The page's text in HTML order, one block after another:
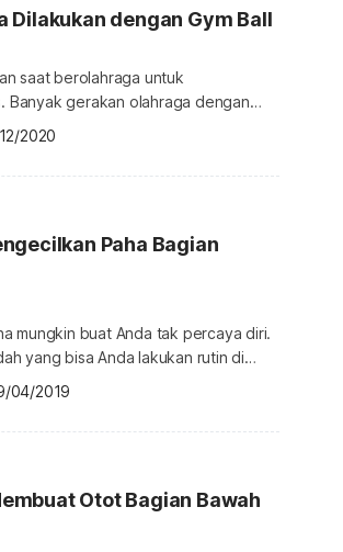
Dilakukan dengan Gym Ball
saat berolahraga untuk
Banyak gerakan olahraga dengan
dipraktikkan di rumah. Apa saja ya
dengan gym ball Menurut
olahraga dengan gym ball dapat
2020
Paha Bagian
mungkin buat Anda tak percaya diri.
yang bisa Anda lakukan rutin di
berbagai gerakan olahraga ini jika
mengecilkan paha bagian
sesuatu yang instan. Sama
04/2019
Otot Bagian Bawah